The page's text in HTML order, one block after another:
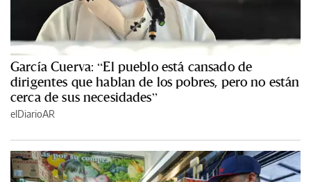
García Cuerva: “El pueblo está cansado de
dirigentes que hablan de los pobres, pero no están
cerca de sus necesidades”
elDiarioAR